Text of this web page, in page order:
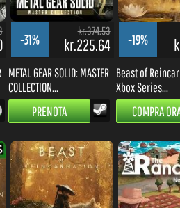
METAL GEAR SOLID: MASTER
PRENOTA
Beast of
COMPRA ORA